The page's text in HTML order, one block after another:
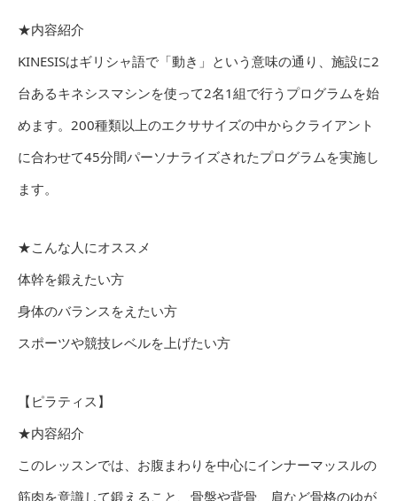
★内容紹介
KINESISはギリシャ語で「動き」という意味の通り、施設に2
台あるキネシスマシンを使って2名1組で行うプログラムを始
めます。200種類以上のエクササイズの中からクライアント
に合わせて45分間パーソナライズされたプログラムを実施し
ます。
★こんな人にオススメ
体幹を鍛えたい方
身体のバランスをえたい方
スポーツや競技レベルを上げたい方
【ピラティス】
★内容紹介
このレッスンでは、お腹まわりを中心にインナーマッスルの
筋肉を意識して鍛えること、骨盤や背骨、肩など骨格のゆが